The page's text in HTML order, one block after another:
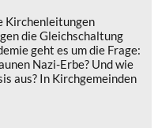
Kirchenleitungen
die Gleichschaltung
geht es um die Frage:
Nazi-Erbe? Und wie
aus? In Kirchgemeinden